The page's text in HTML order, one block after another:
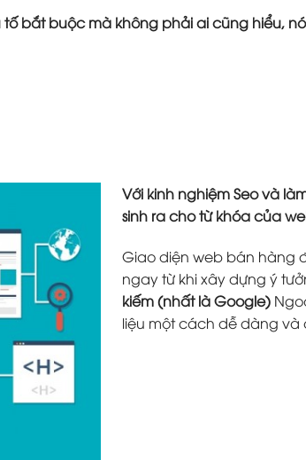
bắt buộc mà không phải ai cũng hiểu, nó
Với kinh nghiệm Seo và
sinh ra cho từ khóa của
Giao diện web bán hàng
ngay từ khi xây dựng ý
kiếm (nhất là Google)
liệu một cách dễ dàng và